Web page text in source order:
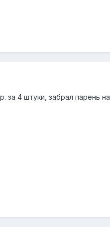
за 4 штуки, забрал парень